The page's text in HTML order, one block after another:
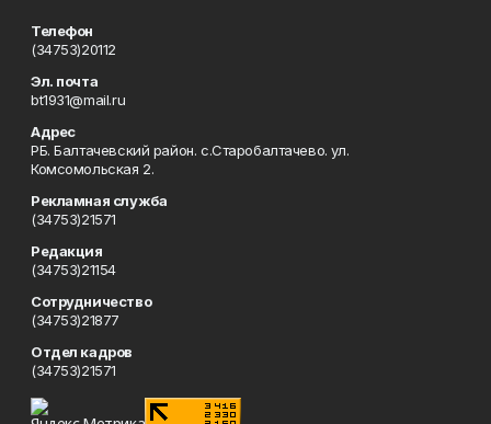
Телефон
(34753)20112
Эл. почта
bt1931@mail.ru
Адрес
РБ. Балтачевский район. с.Старобалтачево. ул.
Комсомольская 2.
Рекламная служба
(34753)21571
Редакция
(34753)21154
Сотрудничество
(34753)21877
Отдел кадров
(34753)21571